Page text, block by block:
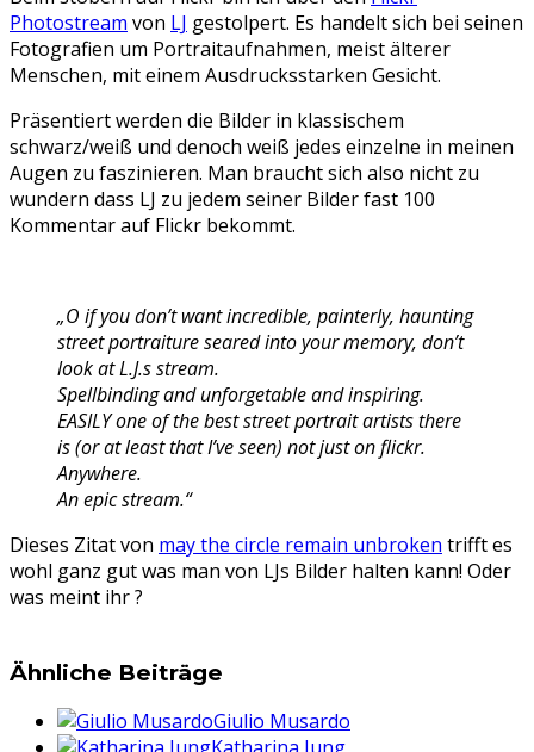
Photostream von LJ gestolpert. Es handelt sich bei seinen
Fotografien um Portraitaufnahmen, meist älterer
Menschen, mit einem Ausdrucksstarken Gesicht.
Präsentiert werden die Bilder in klassischem
schwarz/weiß und denoch weiß jedes einzelne in meinen
Augen zu faszinieren. Man braucht sich also nicht zu
wundern dass LJ zu jedem seiner Bilder fast 100
Kommentar auf Flickr bekommt.
„O if you don’t want incredible, painterly, haunting
street portraiture seared into your memory, don’t
look at L.J.s stream.
Spellbinding and unforgetable and inspiring.
EASILY one of the best street portrait artists there
is (or at least that I’ve seen) not just on flickr.
Anywhere.
An epic stream.“
Dieses Zitat von may the circle remain unbroken trifft es
wohl ganz gut was man von LJs Bilder halten kann! Oder
was meint ihr ?
Ähnliche Beiträge
Giulio Musardo